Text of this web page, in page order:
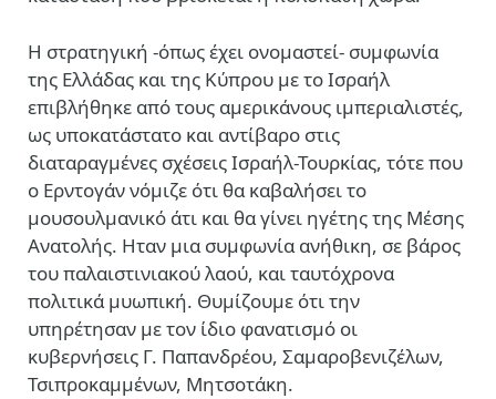
Η στρατηγική -όπως έχει ονομαστεί- συμφωνία
της Ελλάδας και της Κύπρου με το Ισραήλ
επιβλήθηκε από τους αμερικάνους ιμπεριαλιστές,
ως υποκατάστατο και αντίβαρο στις
διαταραγμένες σχέσεις Ισραήλ-Τουρκίας, τότε που
ο Ερντογάν νόμιζε ότι θα καβαλήσει το
μουσουλμανικό άτι και θα γίνει ηγέτης της Μέσης
Ανατολής. Ηταν μια συμφωνία ανήθικη, σε βάρος
του παλαιστινιακού λαού, και ταυτόχρονα
πολιτικά μυωπική. Θυμίζουμε ότι την
υπηρέτησαν με τον ίδιο φανατισμό οι
κυβερνήσεις Γ. Παπανδρέου, Σαμαροβενιζέλων,
Τσιπροκαμμένων, Μητσοτάκη.